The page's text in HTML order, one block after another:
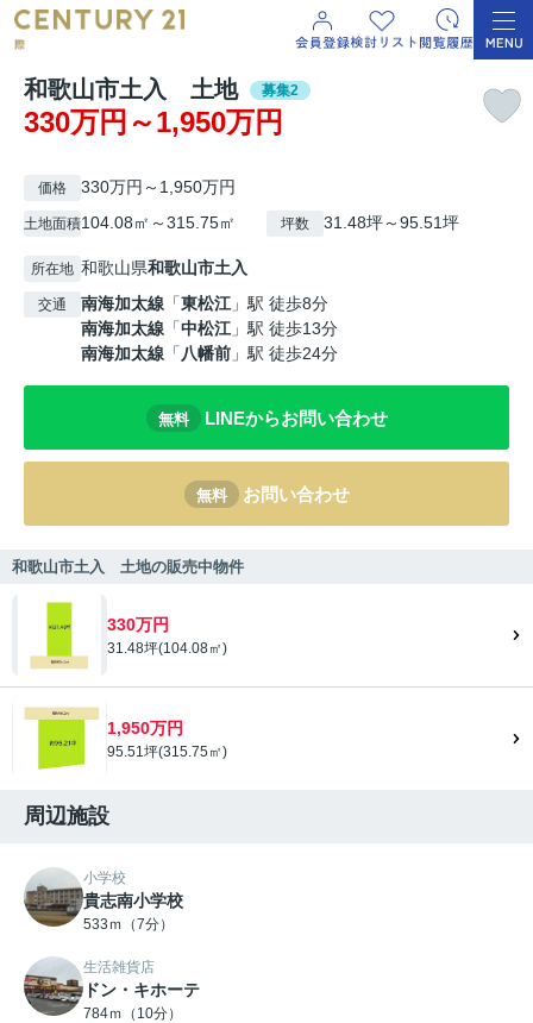
和歌山市土入 土地 募集2
330万円～1,950万円
価格 330万円～1,950万円
土地面積104.08㎡～315.75㎡ 坪数 31.48坪～95.51坪
所在地 和歌山県和歌山市土入
交通 南海加太線 「東松江 」駅 徒歩8分
南海加太線 「中松江 」駅 徒歩13分
南海加太線 「 八幡前 」駅 徒歩24分
無料 LINEからお問い合わせ
無料 お問い合わせ
和歌山市土入 土地の販売中物件
330万円
31.48坪(104.08㎡)
1,950万円
95.51坪(315.75㎡)
周辺施設
小学校
貴志南小学校
533ｍ（7分）
生活雑貨店
ドン・キホーテ
784ｍ（10分）